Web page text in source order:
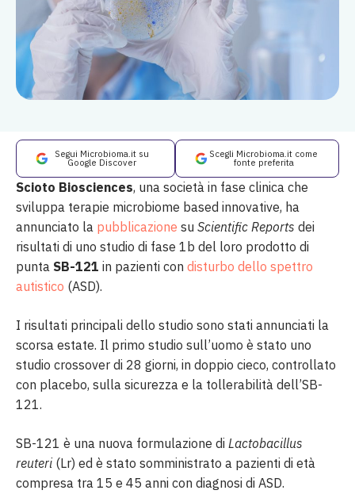
Segui Microbioma.it su
Google Discover
Scegli Microbioma.it come
fonte preferita
Scioto Biosciences, una società in fase clinica che
sviluppa terapie microbiome based innovative, ha
annunciato la pubblicazione su Scientific Reports dei
risultati di uno studio di fase 1b del loro prodotto di
punta SB-121 in pazienti con disturbo dello spettro
autistico (ASD).
I risultati principali dello studio sono stati annunciati la
scorsa estate. Il primo studio sull’uomo è stato uno
studio crossover di 28 giorni, in doppio cieco, controllato
con placebo, sulla sicurezza e la tollerabilità dell’SB-
121.
SB-121 è una nuova formulazione di Lactobacillus
reuteri(Lr) ed è stato somministrato a pazienti di età
compresa tra 15 e 45 anni con diagnosi di ASD.